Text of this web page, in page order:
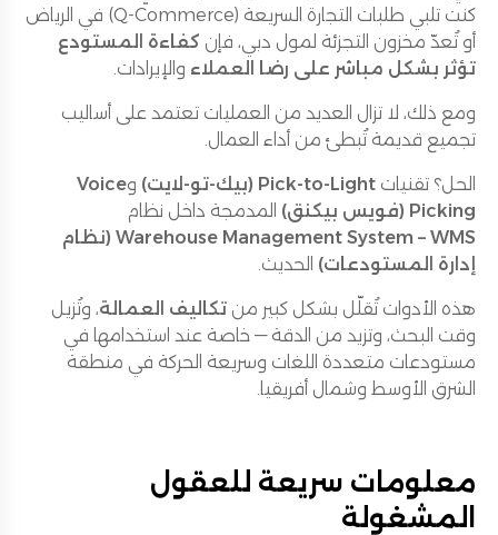
كنت تلبي طلبات التجارة السريعة (Q-Commerce) في الرياض
أو تُعدّ مخزون التجزئة لمول دبي، فإن كفاءة المستودع
تؤثر بشكل مباشر على رضا العملاء والإيرادات.
ومع ذلك، لا تزال العديد من العمليات تعتمد على أساليب
تجميع قديمة تُبطئ من أداء العمال.
الحل؟ تقنيات Pick-to-Light (بيك-تو-لايت) وVoice
Picking (فويس بيكنق)
المدمجة داخل نظام
Warehouse Management System – WMS (نظام
إدارة المستودعات) الحديث.
هذه الأدوات تُقلّل بشكل كبير من تكاليف العمالة، وتُزيل
وقت البحث، وتزيد من الدقة — خاصة عند استخدامها في
مستودعات متعددة اللغات وسريعة الحركة في منطقة
الشرق الأوسط وشمال أفريقيا.
معلومات سريعة للعقول
المشغولة